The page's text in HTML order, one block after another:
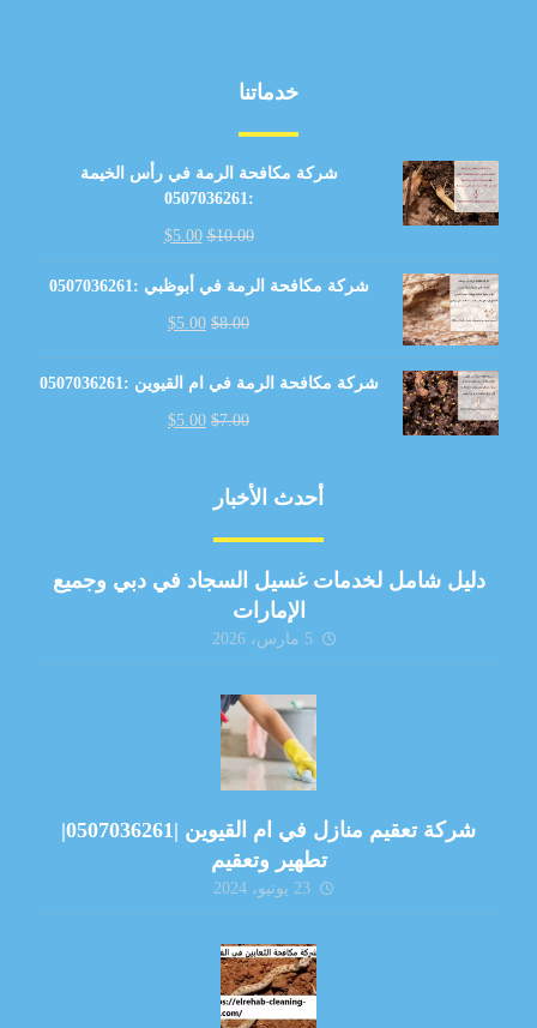
خدماتنا
شركة مكافحة الرمة في رأس الخيمة
:0507036261
$10.00
$5.00
شركة مكافحة الرمة في أبوظبي :0507036261
$8.00
$5.00
شركة مكافحة الرمة في ام القيوين :0507036261
$7.00
$5.00
أحدث الأخبار
دليل شامل لخدمات غسيل السجاد في دبي وجميع
الإمارات
5 مارس، 2026
شركة تعقيم منازل في ام القيوين |0507036261|
تطهير وتعقيم
23 يونيو، 2024